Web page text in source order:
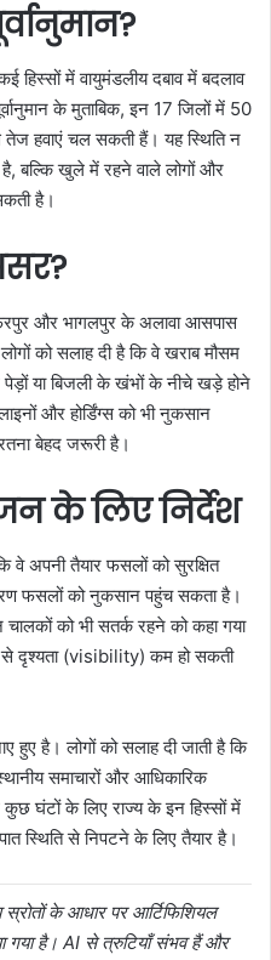
हिस्सों में वायुमंडलीय दबाव में बदलाव
के मुताबिक, इन 17 जिलों में 50
तेज हवाएं चल सकती हैं। यह स्थिति न
बल्कि खुले में रहने वाले लोगों और
है।
और भागलपुर के अलावा आसपास
को सलाह दी है कि वे खराब मौसम
या बिजली के खंभों के नीचे खड़े होने
और होर्डिंग्स को भी नुकसान
बेहद जरूरी है।
के लिए निर्देश
वे अपनी तैयार फसलों को सुरक्षित
फसलों को नुकसान पहुंच सकता है।
को भी सतर्क रहने को कहा गया
दृश्यता (visibility) कम हो सकती
हुए है। लोगों को सलाह दी जाती है कि
समाचारों और आधिकारिक
घंटों के लिए राज्य के इन हिस्सों में
स्थिति से निपटने के लिए तैयार है।
स्रोतों के आधार पर आर्टिफिशियल
गया है। AI से त्रुटियाँ संभव हैं और